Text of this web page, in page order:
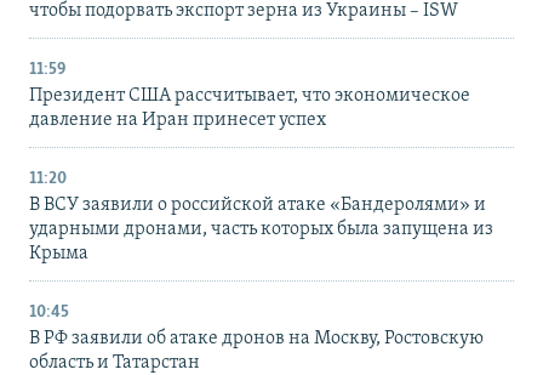
чтобы подорвать экспорт зерна из Украины – ISW
11:59
Президент США рассчитывает, что экономическое
давление на Иран принесет успех
11:20
В ВСУ заявили о российской атаке «Бандеролями» и
ударными дронами, часть которых была запущена из
Крыма
10:45
В РФ заявили об атаке дронов на Москву, Ростовскую
область и Татарстан